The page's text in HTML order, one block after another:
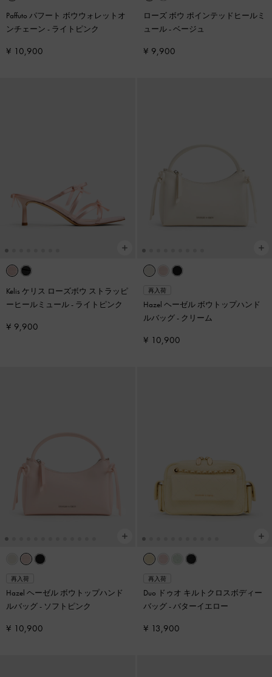
Paffuto パフート ボウウォレットオ
ンチェーン - ライトピンク
¥ 10,900
ローズ ボウ ポインテッドヒールミ
ュール-ベージュ
¥ 9,900
Kelis ケリス ローズボウ ストラッピ
ーヒールミュール- ライトピンク
¥ 9,900
再入荷
Hazel ヘーゼル ボウトップハンド
ルバッグ- クリーム
¥ 10,900
再入荷
Hazel ヘーゼル ボウトップハンド
ルバッグ- ソフトピンク
¥ 10,900
再入荷
Duo ドゥオ キルトクロスボディー
バッグ-バターイエロー
¥ 13,900